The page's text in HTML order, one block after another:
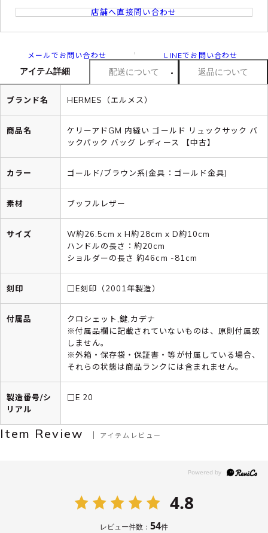
店舗へ直接問い合わせ
メールでお問い合わせ LINEでお問い合わせ
アイテム詳細 配送について 返品について
ブランド名 HERMES（エルメス）
商品名
ケリーアドGM 内縫い ゴールド リュックサック バ
ックパック バッグ レディース 【中古】
カラー ゴールド/ブラウン系(金具：ゴールド金具)
素材 ブッフルレザー
サイズ
W約26.5cm x H約28cm x D約10cm
ハンドルの長さ：約20cm
ショルダーの長さ 約46cm -81cm
刻印 □E刻印（2001年製造）
付属品
クロシェット,鍵,カデナ
※付属品欄に記載されていないものは、原則付属致
しません。
※外箱・保存袋・保証書・等が付属している場合、
それらの状態は商品ランクには含まれません。
製造番号/シ
リアル
□E 20
Item Review アイテムレビュー
4.8
レビュー件数： 54件